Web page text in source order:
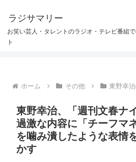
ラジサマリー
お笑い芸人・タレントのラジオ・テレビ番組
ト
ホーム その他 東野幸
東野幸治、「週刊文春ナ
過激な内容に「チーフマ
を噛み潰したような表情
かす